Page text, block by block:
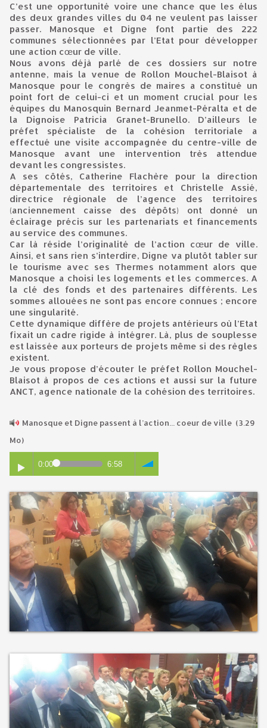
C’est une opportunité voire une chance que les élus
des deux grandes villes du 04 ne veulent pas laisser
passer. Manosque et Digne font partie des 222
communes sélectionnées par l’Etat pour développer
une action cœur de ville.
Nous avons déjà parlé de ces dossiers sur notre
antenne, mais la venue de Rollon Mouchel-Blaisot à
Manosque pour le congrès de maires a constitué un
point fort de celui-ci et un moment crucial pour les
équipes du Manosquin Bernard Jeanmet-Péralta et de
la Dignoise Patricia Granet-Brunello. D’ailleurs le
préfet spécialiste de la cohésion territoriale a
effectué une visite accompagnée du centre-ville de
Manosque avant une intervention très attendue
devant les congressistes.
A ses côtés, Catherine Flachère pour la direction
départementale des territoires et Christelle Assié,
directrice régionale de l’agence des territoires
(anciennement caisse des dépôts) ont donné un
éclairage précis sur les partenariats et financements
au service des communes.
Car là réside l’originalité de l’action cœur de ville.
Ainsi, et sans rien s’interdire, Digne va plutôt tabler sur
le tourisme avec ses Thermes notamment alors que
Manosque a choisi les logements et les commerces. A
la clé des fonds et des partenaires différents. Les
sommes allouées ne sont pas encore connues ; encore
une singularité.
Cette dynamique diffère de projets antérieurs où l’Etat
fixait un cadre rigide à intégrer. Là, plus de souplesse
est laissée aux porteurs de projets même si des règles
existent.
Je vous propose d’écouter le préfet Rollon Mouchel-
Blaisot à propos de ces actions et aussi sur la future
ANCT, agence nationale de la cohésion des territoires.
Manosque et Digne passent à l’action... coeur de ville (3.29
Mo)
0:00 6:58